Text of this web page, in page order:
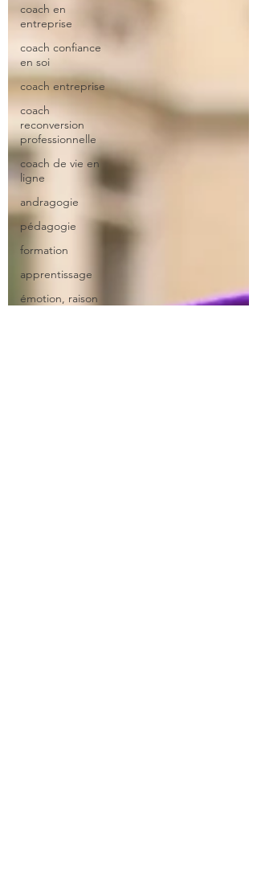
coach en
entreprise
coach confiance
en soi
coach entreprise
coach
reconversion
professionnelle
coach de vie en
ligne
andragogie
pédagogie
formation
apprentissage
émotion, raison